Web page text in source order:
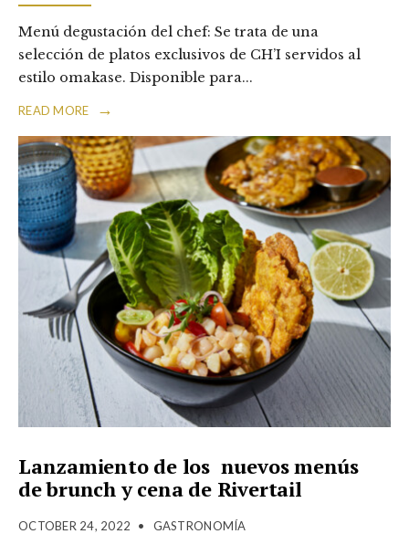
Menú degustación del chef: Se trata de una
selección de platos exclusivos de CH’I servidos al
estilo omakase. Disponible para...
READ MORE →
Lanzamiento de los nuevos menús
de brunch y cena de Rivertail
OCTOBER 24, 2022 • GASTRONOMÍA